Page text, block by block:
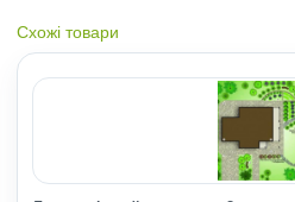
Схожі товари